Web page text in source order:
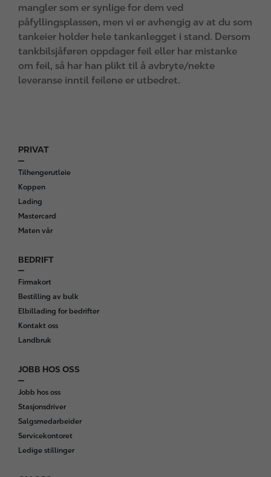
mangler som er synlige for dem ved
påfyllingsplassen, men vi er avhengig av at du som
tankeier holder hele tankanlegget i stand. Dersom
tankbilsjåføren oppdager feil eller har mistanke
om feil, så har han plikt til å avbryte/nekte
leveranse inntil feilene er utbedret.
F
o
o
t
e
r
PRIVAT
Tilhengerutleie
Koppen
Lading
Mastercard
Maten vår
BEDRIFT
Firmakort
Bestilling av bulk
Elbillading for bedrifter
Kontakt oss
Landbruk
JOBB HOS OSS
Jobb hos oss
Stasjonsdriver
Salgsmedarbeider
Servicekontoret
Ledige stillinger